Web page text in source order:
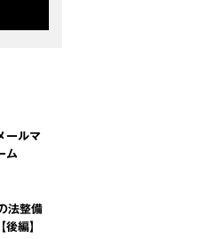
ールマ
ム
法整備
編】